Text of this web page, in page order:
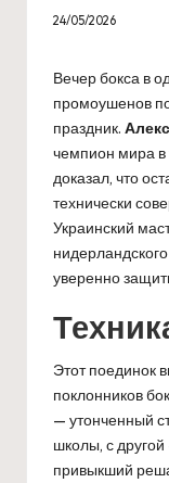
24/05/2026
Вечер бокса в
промоушенов
праздник.
чемпион мира в
доказал, что
технически
Украинский
уверенно
Этот поединок
поклонников
— утонченный
школы, с
привыкший